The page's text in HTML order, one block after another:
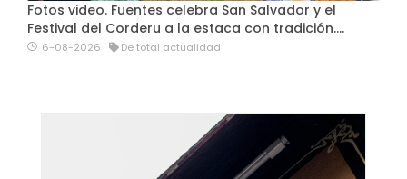
Fotos video. Fuentes celebra San Salvador y el
Festival del Corderu a la estaca con tradición....
6-08-2026 De total actualidad